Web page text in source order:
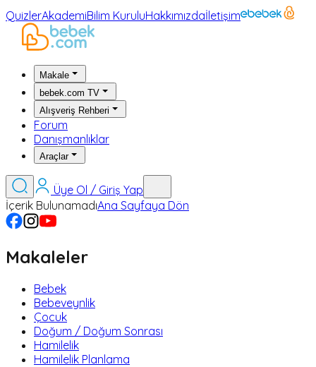
QuizlerAkademiBilim KuruluHakkımızdaİletişim
Makale
bebek.com TV
Alışveriş Rehberi
Forum
Danışmanlıklar
Araçlar
Üye Ol / Giriş Yap
İçerik BulunamadıAna Sayfaya Dön
Makaleler
Bebek
Bebeveynlik
Çocuk
Doğum / Doğum Sonrası
Hamilelik
Hamilelik Planlama